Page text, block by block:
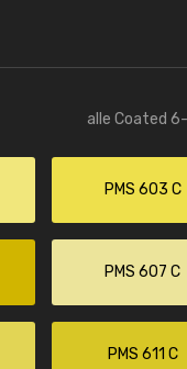
alle Coated
PMS 603 C
PMS 607 C
PMS 611 C